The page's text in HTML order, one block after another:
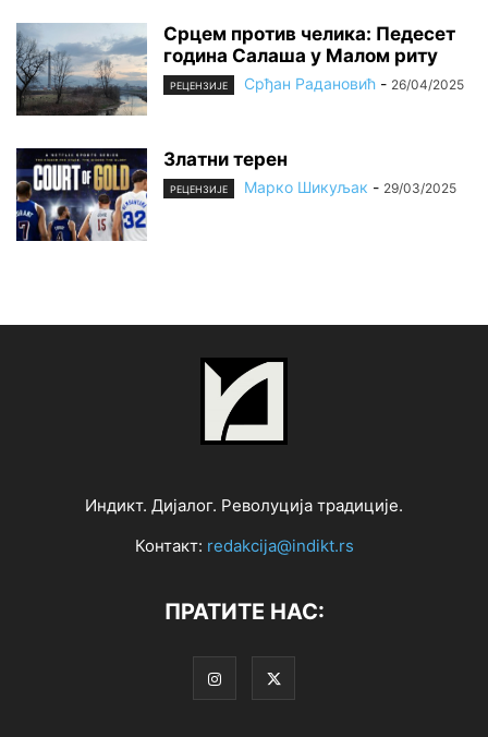
Срцем против челика: Педесет
година Салаша у Малом риту
РЕЦЕНЗИЈЕ Срђан Радановић - 26/04/2025
Златни терен
РЕЦЕНЗИЈЕ Марко Шикуљак - 29/03/2025
Индикт. Дијалог. Револуција традиције.
Контакт: redakcija@indikt.rs
ПРАТИТЕ НАС: